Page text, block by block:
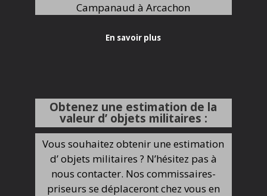
Campanaud à Arcachon
En savoir plus
Obtenez une estimation de la
valeur d’ objets militaires :
Vous souhaitez obtenir une estimation
d’ objets militaires ? N’hésitez pas à
nous contacter. Nos commissaires-
priseurs se déplaceront chez vous en